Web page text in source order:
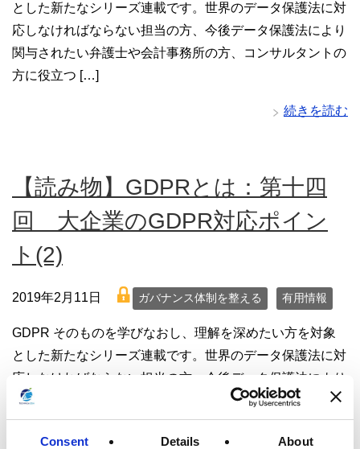
Consent Details About
とした新たなシリーズ連載です。世界のデータ保護法に対
応しなければならない担当の方、今後データ保護法により
関与されたい弁護士や会計事務所の方、コンサルタントの
方に役立つ […]
続きを読む
【読み物】GDPRとは：第十四
回 大企業のGDPR対応ポイン
ト(2)
2019年2月11日 lock ガバナンス体制を整える 有用情報
GDPR そのものを学びなおし、理解を深めたい方を対象
とした新たなシリーズ連載です。世界のデータ保護法に対
応しなければならない担当の方、今後データ保護法により
関与されたい弁護士や会計事務所の方、コンサルタントの
方に役立つ […]